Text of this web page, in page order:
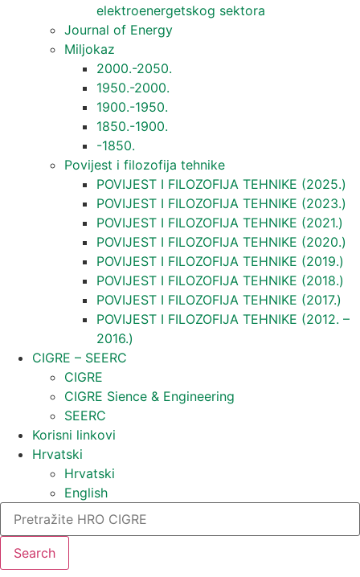
elektroenergetskog sektora
Journal of Energy
Miljokaz
2000.-2050.
1950.-2000.
1900.-1950.
1850.-1900.
-1850.
Povijest i filozofija tehnike
POVIJEST I FILOZOFIJA TEHNIKE (2025.)
POVIJEST I FILOZOFIJA TEHNIKE (2023.)
POVIJEST I FILOZOFIJA TEHNIKE (2021.)
POVIJEST I FILOZOFIJA TEHNIKE (2020.)
POVIJEST I FILOZOFIJA TEHNIKE (2019.)
POVIJEST I FILOZOFIJA TEHNIKE (2018.)
POVIJEST I FILOZOFIJA TEHNIKE (2017.)
POVIJEST I FILOZOFIJA TEHNIKE (2012. –
2016.)
CIGRE – SEERC
CIGRE
CIGRE Sience & Engineering
SEERC
Korisni linkovi
Hrvatski
Hrvatski
English
Search